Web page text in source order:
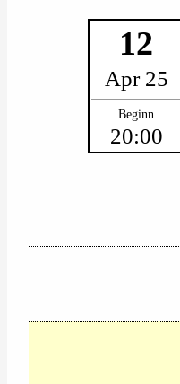
12
Apr 25
Beginn
20:00